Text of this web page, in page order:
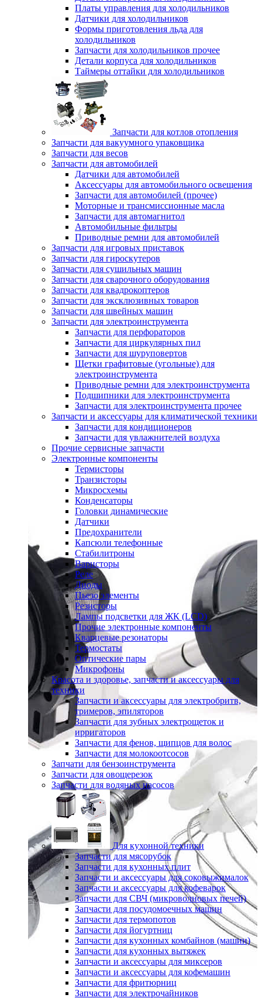
Платы управления для холодильников
Датчики для холодильников
Формы приготовления льда для
холодильников
Запчасти для холодильников прочее
Детали корпуса для холодильников
Таймеры оттайки для холодильников
Запчасти для котлов отопления
Запчасти для вакуумного упаковщика
Запчасти для весов
Запчасти для автомобилей
Датчики для автомобилей
Аксессуары для автомобильного освещения
Запчасти для автомобилей (прочее)
Моторные и трансмиссионные масла
Запчасти для автомагнитол
Автомобильные фильтры
Приводные ремни для автомобилей
Запчасти для игровых приставок
Запчасти для гироскутеров
Запчасти для сушильных машин
Запчасти для сварочного оборудования
Запчасти для квадрокоптеров
Запчасти для эксклюзивных товаров
Запчасти для швейных машин
Запчасти для электроинструмента
Запчасти для перфораторов
Запчасти для циркулярных пил
Запчасти для шуруповертов
Щетки графитовые (угольные) для
электроинструмента
Приводные ремни для электроинструмента
Подшипники для электроинструмента
Запчасти для электроинструмента прочее
Запчасти и аксессуары для климатической техники
Запчасти для кондиционеров
Запчасти для увлажнителей воздуха
Прочие сервисные запчасти
Электронные компоненты
Термисторы
Транзисторы
Микросхемы
Конденсаторы
Головки динамические
Датчики
Предохранители
Капсюли телефонные
Стабилитроны
Варисторы
Реле
Диоды
Пьезо элементы
Резисторы
Лампы подсветки для ЖК (LCD)
Прочие электронные компоненты
Кварцевые резонаторы
Термостаты
Оптические пары
Микрофоны
Красота и здоровье, запчасти и аксессуары для
техники
Запчасти и аксессуары для электробритв,
тримеров, эпиляторов
Запчасти для зубных электрощеток и
ирригаторов
Запчасти для фенов, щипцов для волос
Запчасти для молокоотсосов
Запчати для бензоинструмента
Запчасти для овощерезок
Запчасти для водяных насосов
Для кухонной техники
Запчасти для мясорубок
Запчасти для кухонных плит
Запчасти и аксессуары для соковыжималок
Запчасти и аксессуары для кофеварок
Запчасти для СВЧ (микроволновых печей)
Запчасти для посудомоечных машин
Запчасти для термопотов
Запчасти для йогуртниц
Запчасти для кухонных комбайнов (машин)
Запчасти для кухонных вытяжек
Запчасти и аксессуары для миксеров
Запчасти и аксессуары для кофемашин
Запчасти для фритюрниц
Запчасти для электрочайников